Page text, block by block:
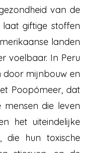
van de
giftige stoffen
landen
voelbaar. In Peru
door mijnbouw en
Poopómeer, dat
die leven
het uiteindelijke
die hun toxische